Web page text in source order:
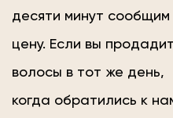
десяти минут сообщим
цену. Если вы
волосы в тот же день,
когда обратились к